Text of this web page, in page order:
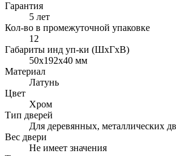
Гарантия
5 лет
Кол-во в промежуточной упаковке
12
Габариты инд уп-ки (ШхГхВ)
50x192x40 мм
Материал
Латунь
Цвет
Хром
Тип дверей
Для деревянных, металлических
Вес двери
Не имеет значения